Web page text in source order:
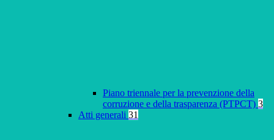
Piano triennale per la prevenzione della
corruzione e della trasparenza (PTPCT) 3
Atti generali 31